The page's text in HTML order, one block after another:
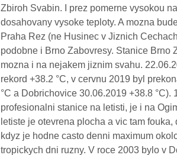
Zbiroh Svabin. I prez pomerne vysokou
dosahovany vysoke teploty. A mozna
Praha Rez (ne Husinec v Jiznich
podobne i Brno Zabovresy. Stanice Brno
mozna i na nejakem jiznim svahu.
rekord +38.2 °C, v cervnu 2019 byl
°C a Dobrichovice 30.06.2019 +38.8 °C).
profesionalni stanice na letisti, je i na
letiste je otevrena plocha a vic tam
kdyz je hodne casto denni maximum
tropickych dni ruzny. V roce 2003 bylo v